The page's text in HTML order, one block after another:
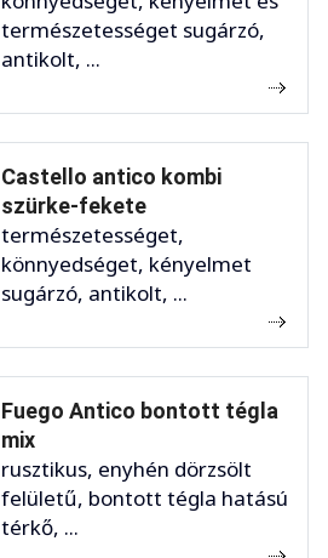
természetességet sugárzó,
antikolt, ...
Castello antico kombi
szürke-fekete
természetességet,
könnyedséget, kényelmet
sugárzó, antikolt, ...
Fuego Antico bontott tégla
mix
rusztikus, enyhén dörzsölt
felületű, bontott tégla hatású
térkő, ...